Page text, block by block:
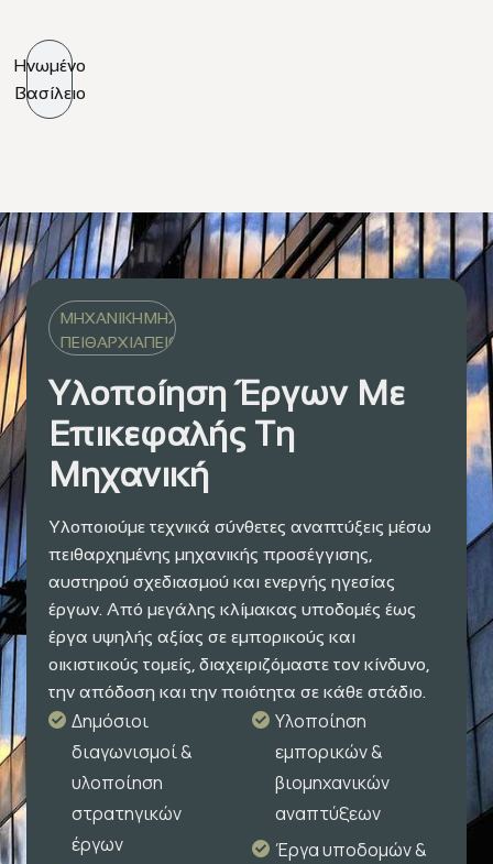
Ηνωμένο
Βασίλειο
ΜΗΧΑΝΙΚΗ
ΠΕΙΘΑΡΧΙΑ
ΜΗΧΑΝΙΚΗ
ΠΕΙΘΑΡΧΙΑ
Υλοποίηση Έργων Με
Επικεφαλής Τη
Μηχανική
Υλοποιούμε τεχνικά σύνθετες αναπτύξεις μέσω
πειθαρχημένης μηχανικής προσέγγισης,
αυστηρού σχεδιασμού και ενεργής ηγεσίας
έργων. Από μεγάλης κλίμακας υποδομές έως
έργα υψηλής αξίας σε εμπορικούς και
οικιστικούς τομείς, διαχειριζόμαστε τον κίνδυνο,
την απόδοση και την ποιότητα σε κάθε στάδιο.
Δημόσιοι
διαγωνισμοί &
υλοποίηση
στρατηγικών
έργων
Υλοποίηση
εμπορικών &
βιομηχανικών
αναπτύξεων
Έργα υποδομών &